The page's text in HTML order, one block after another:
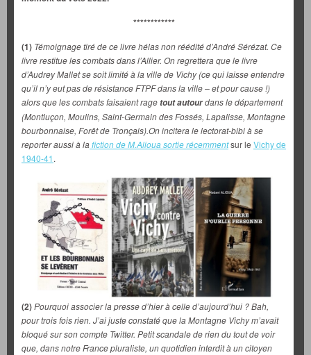
************
(1) Témoignage tiré de ce livre hélas non réédité d’André Sérézat. Ce
livre restitue les combats dans l’Allier. On regrettera que le livre
d’Audrey Mallet se soit limité à la ville de Vichy (ce qui laisse entendre
qu’il n’y eut pas de résistance FTPF dans la ville – et pour cause !)
alors que les combats faisaient ragetout autourdans le département
(Montluçon, Moulins, Saint-Germain des Fossés, Lapalisse, Montagne
bourbonnaise, Forêt de Tronçais).On incitera le lectorat-bibi à se
reporter aussi à lafiction de M.Alioua sortie récemmentsur le Vichy de
1940-41.
(2)Pourquoi associer la presse d’hier à celle d’aujourd’hui ? Bah,
pour trois fois rien. J’ai juste constaté que la Montagne Vichy m’avait
bloqué sur son compte Twitter. Petit scandale de rien du tout de voir
que, dans notre France pluraliste, un quotidien interdit à un citoyen